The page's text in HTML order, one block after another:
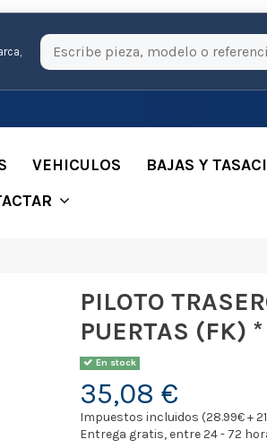
VEHICULOS
BAJAS Y
PILOTO
PUERTAS (FK)
En stock
35,08 €
Impuestos incluidos (28.99€ +
Entrega gratis, entre 24 - 72